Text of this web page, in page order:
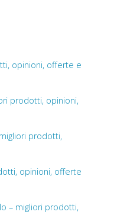
opinioni, offerte e
prodotti, opinioni,
prodotti,
opinioni, offerte
– migliori prodotti,